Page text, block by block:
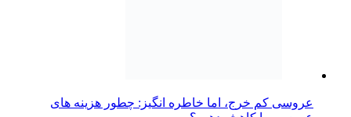
عروسی کم خرج، اما خاطره انگیز: چطور هزینه های